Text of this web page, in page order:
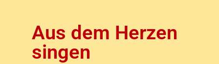
Aus dem Herzen
singen